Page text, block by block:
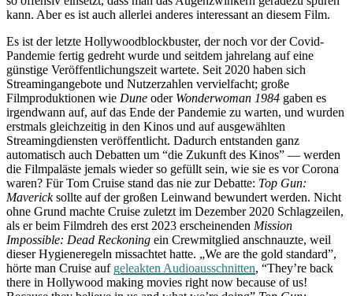
kann. Aber es ist auch allerlei anderes interessant an diesem Film.
Es ist der letzte Hollywoodblockbuster, der noch vor der Covid-
Pandemie fertig gedreht wurde und seitdem jahrelang auf eine
günstige Veröffentlichungszeit wartete. Seit 2020 haben sich
Streamingangebote und Nutzerzahlen vervielfacht; große
Filmproduktionen wie Dune oder Wonderwoman 1984 gaben es
irgendwann auf, auf das Ende der Pandemie zu warten, und wurden
erstmals gleichzeitig in den Kinos und auf ausgewählten
Streamingdiensten veröffentlicht. Dadurch entstanden ganz
automatisch auch Debatten um “die Zukunft des Kinos” — werden
die Filmpaläste jemals wieder so gefüllt sein, wie sie es vor Corona
waren? Für Tom Cruise stand das nie zur Debatte: Top Gun:
Mavericksollte auf der großen Leinwand bewundert werden. Nicht
ohne Grund machte Cruise zuletzt im Dezember 2020 Schlagzeilen,
als er beim Filmdreh des erst 2023 erscheinenden Mission
Impossible: Dead Reckoning ein Crewmitglied anschnauzte, weil
dieser Hygieneregeln missachtet hatte. „We are the gold standard”,
hörte man Cruise auf geleakten Audioausschnitten, “They’re back
there in Hollywood making movies right now because of us!